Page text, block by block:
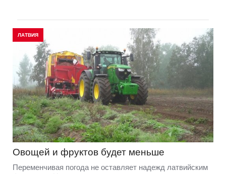
ЛАТВИЯ
Овощей и фруктов будет меньше
Переменчивая погода не оставляет надежд латвийским